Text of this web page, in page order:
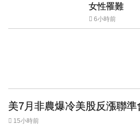
女性罹難
6小時前
美7月非農爆冷美股反漲聯
15小時前